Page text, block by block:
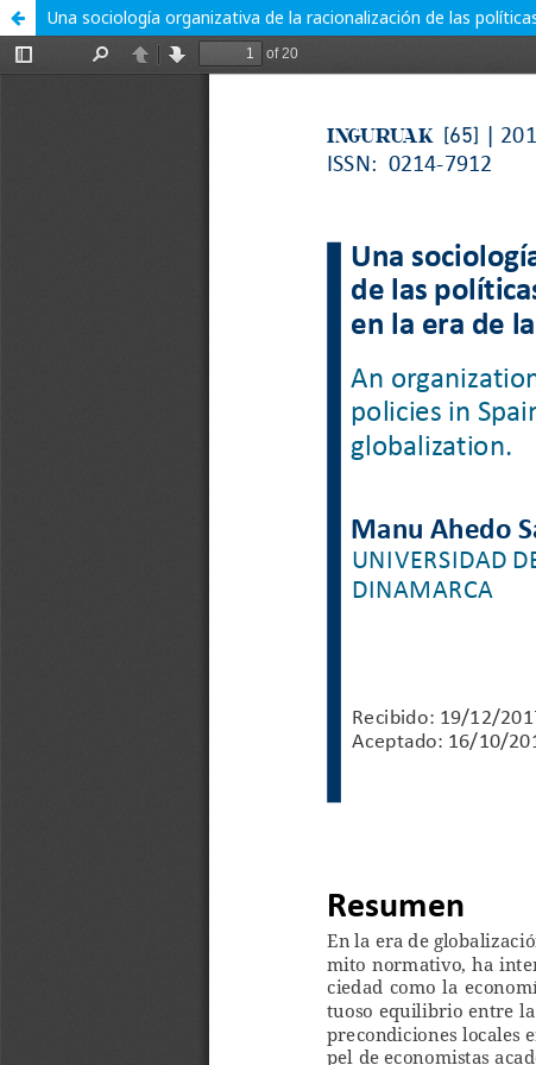
Una sociología organizativa de la racionalización de las